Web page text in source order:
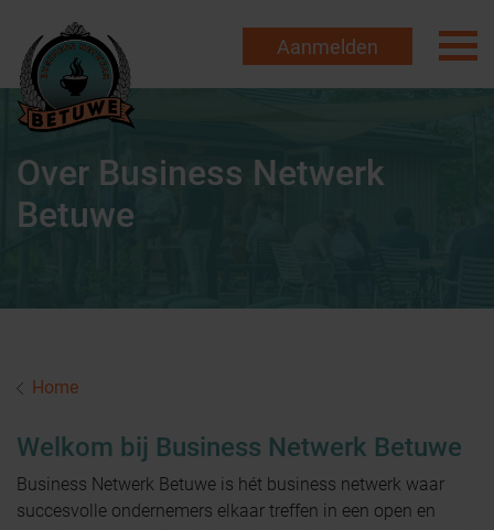
Aanmelden
Over Business Netwerk
Betuwe
Home
Welkom bij Business Netwerk Betuwe
Business Netwerk Betuwe is hét business netwerk waar
succesvolle ondernemers elkaar treffen in een open en